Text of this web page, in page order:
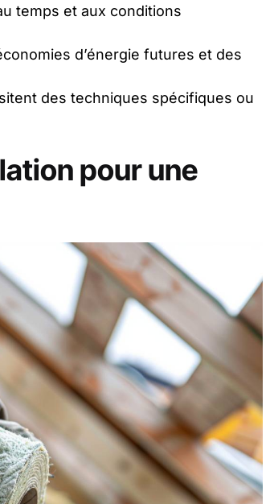
temps et aux conditions
d’énergie futures et des
des techniques spécifiques ou
pour une